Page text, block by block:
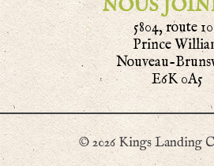
NOUS
5804, route
Prince
Nouveau-
E6K 0A5
© 2026 Kings Landing